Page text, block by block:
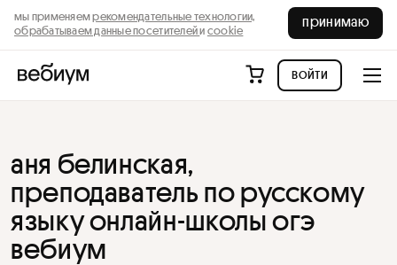
мы применяемрекомендательные технологии,
обрабатываем данные посетителейи cookie
принимаю
войти
аня белинская,
преподаватель по русскому
языку онлайн-школы огэ
вебиум